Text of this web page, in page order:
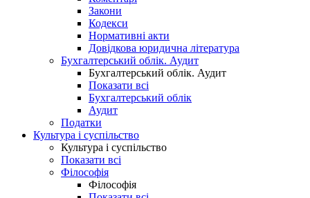
Закони
Кодекси
Нормативні акти
Довідкова юридична література
Бухгалтерський облік. Аудит
Бухгалтерський облік. Аудит
Показати всі
Бухгалтерський облік
Аудит
Податки
Культура і суспільство
Культура і суспільство
Показати всі
Філософія
Філософія